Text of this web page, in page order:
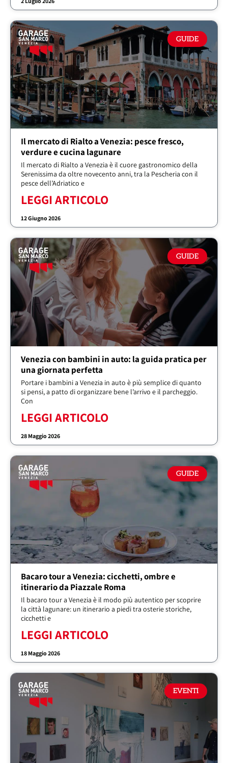
GUIDE
Il mercato di Rialto a Venezia: pesce fresco,
verdure e cucina lagunare
Il mercato di Rialto a Venezia è il cuore gastronomico della
Serenissima da oltre novecento anni, tra la Pescheria con il
pesce dell’Adriatico e
LEGGI ARTICOLO
12 Giugno 2026
GUIDE
Venezia con bambini in auto: la guida pratica per
una giornata perfetta
Portare i bambini a Venezia in auto è più semplice di quanto
si pensi, a patto di organizzare bene l’arrivo e il parcheggio.
Con
LEGGI ARTICOLO
28 Maggio 2026
GUIDE
Bacaro tour a Venezia: cicchetti, ombre e
itinerario da Piazzale Roma
Il bacaro tour a Venezia è il modo più autentico per scoprire
la città lagunare: un itinerario a piedi tra osterie storiche,
cicchetti e
LEGGI ARTICOLO
18 Maggio 2026
EVENTI